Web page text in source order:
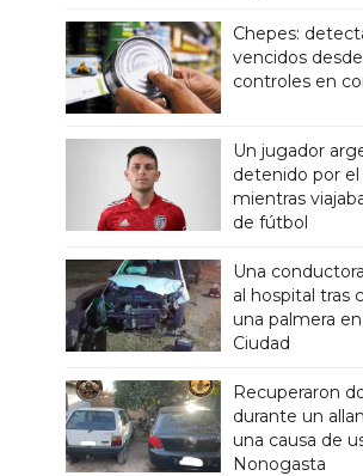
Chepes:
vencidos
controles en
Un jugador
detenido por
mientras
de fútbol
Una
al hospital tras
una palmera
Ciudad
Recuperaron
durante un
una causa de
Nonogasta